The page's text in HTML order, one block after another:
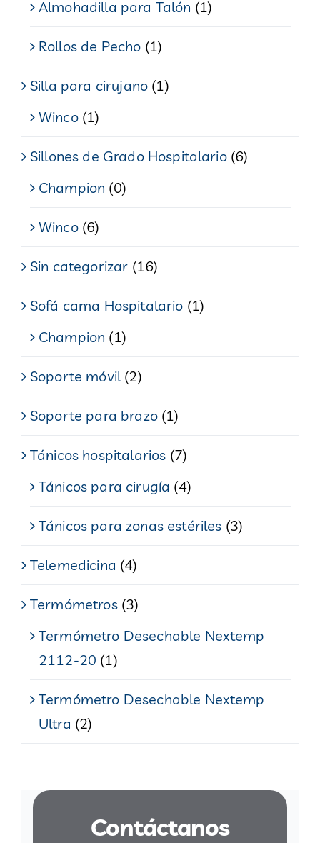
Almohadilla para Talón (1)
Rollos de Pecho (1)
Silla para cirujano (1)
Winco (1)
Sillones de Grado Hospitalario (6)
Champion (0)
Winco (6)
Sin categorizar (16)
Sofá cama Hospitalario (1)
Champion (1)
Soporte móvil (2)
Soporte para brazo (1)
Tánicos hospitalarios (7)
Tánicos para cirugía (4)
Tánicos para zonas estériles (3)
Telemedicina (4)
Termómetros (3)
Termómetro Desechable Nextemp
2112-20 (1)
Termómetro Desechable Nextemp
Ultra (2)
Contáctanos